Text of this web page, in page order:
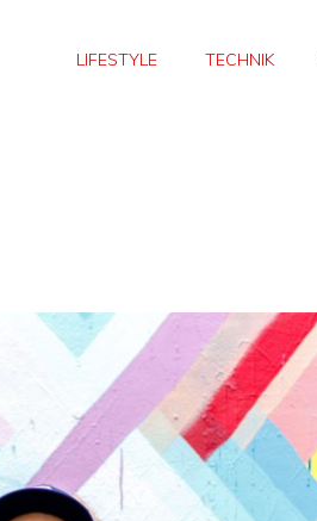
LIFESTYLE TECHNIK